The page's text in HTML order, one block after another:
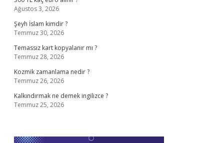
Ağustos 3, 2026
Şeyh İslam kimdir ?
Temmuz 30, 2026
Temassız kart kopyalanır mı ?
Temmuz 28, 2026
Kozmik zamanlama nedir ?
Temmuz 26, 2026
Kalkındırmak ne demek ingilizce ?
Temmuz 25, 2026